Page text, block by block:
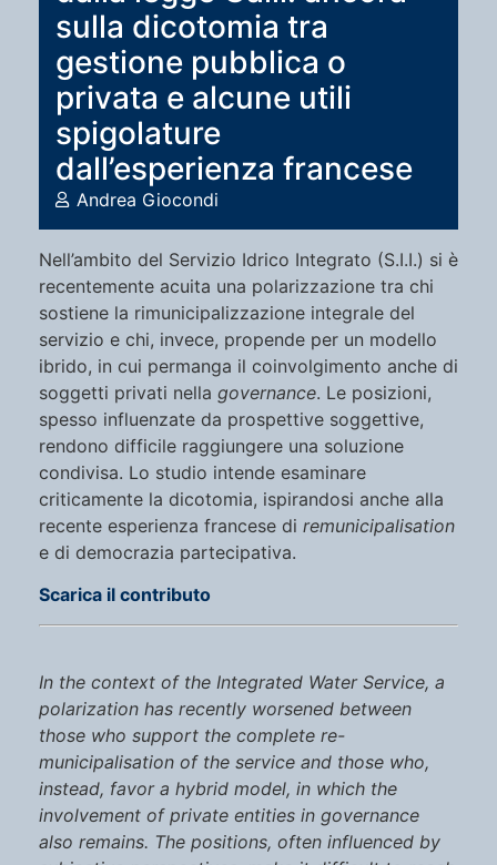
sulla dicotomia tra
gestione pubblica o
privata e alcune utili
spigolature
dall’esperienza francese
Andrea Giocondi
Nell’ambito del Servizio Idrico Integrato (S.I.I.) si è
recentemente acuita una polarizzazione tra chi
sostiene la rimunicipalizzazione integrale del
servizio e chi, invece, propende per un modello
ibrido, in cui permanga il coinvolgimento anche di
soggetti privati nella governance. Le posizioni,
spesso influenzate da prospettive soggettive,
rendono difficile raggiungere una soluzione
condivisa. Lo studio intende esaminare
criticamente la dicotomia, ispirandosi anche alla
recente esperienza francese di remunicipalisation
e di democrazia partecipativa.
Scarica il contributo
In the context of the Integrated Water Service, a
polarization has recently worsened between
those who support the complete re-
municipalisation of the service and those who,
instead, favor a hybrid model, in which the
involvement of private entities in governance
also remains. The positions, often influenced by